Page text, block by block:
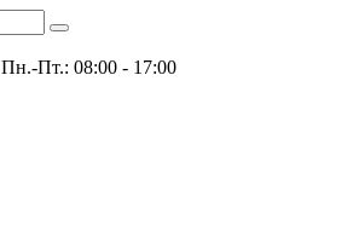
Пн.-Пт.: 08:00 - 17:00